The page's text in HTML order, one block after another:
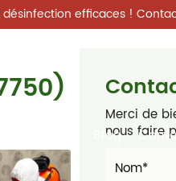
efficaces !
Blog
Merci de
nous faire